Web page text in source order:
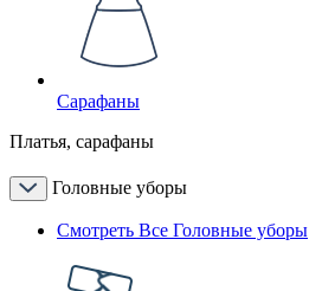
Сарафаны
Платья, сарафаны
Головные уборы
Смотреть Все Головные уборы